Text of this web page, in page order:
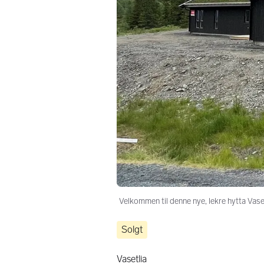
Velkommen til denne nye, lekre hytta
Solgt
Vasetlia